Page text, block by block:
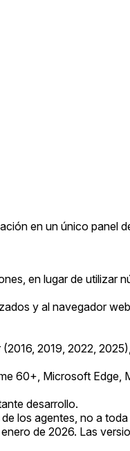
en un único panel
en lugar de utilizar
y al navegador
2019, 2022,
60+, Microsoft Edge,
desarrollo.
los agentes, no a
de 2026. Las